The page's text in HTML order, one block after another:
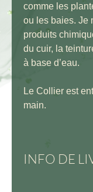
comme les
ou les baies. Je
produits
du cuir, la
à base d’eau.
Le Collier est
main.
INFO DE